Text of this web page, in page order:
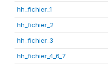
hh_fichier_1
hh_fichier_2
hh_fichier_3
hh_fichier_4_6_7